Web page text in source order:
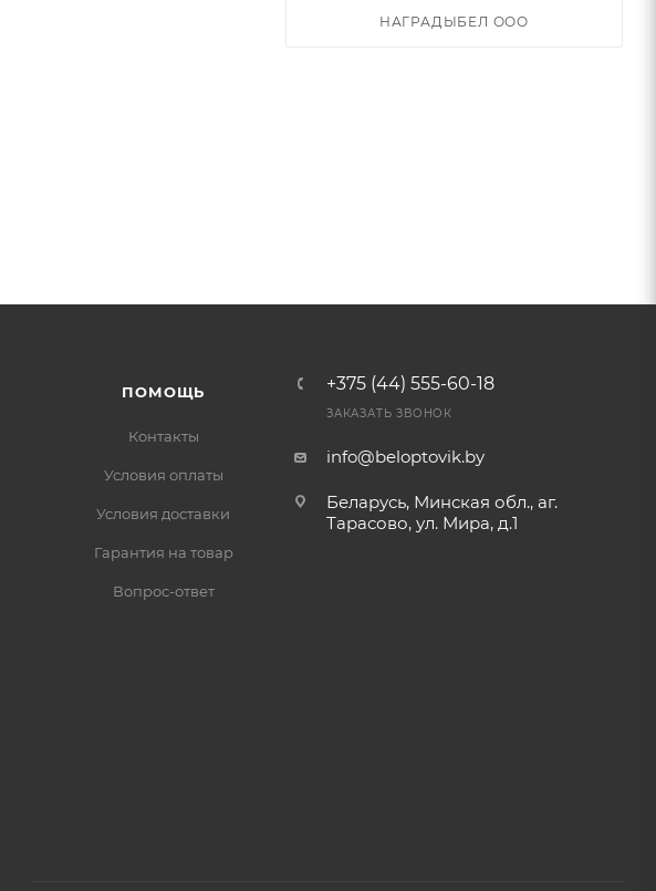
НАГРАДЫБЕЛ ООО
ПОМОЩЬ
Контакты
Условия оплаты
Условия доставки
Гарантия на товар
Вопрос-ответ
+375 (44) 555-60-18
ЗАКАЗАТЬ ЗВОНОК
info@beloptovik.by
Беларусь, Минская обл., аг.
Тарасово, ул. Мира, д.1